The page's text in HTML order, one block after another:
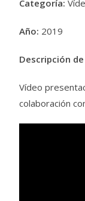
Categoría:
Año: 2019
Descripción
Vídeo
colaboración